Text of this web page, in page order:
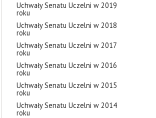
Uchwały Senatu Uczelni w 2019
roku
Uchwały Senatu Uczelni w 2018
roku
Uchwały Senatu Uczelni w 2017
roku
Uchwały Senatu Uczelni w 2016
roku
Uchwały Senatu Uczelni w 2015
roku
Uchwały Senatu Uczelni w 2014
roku